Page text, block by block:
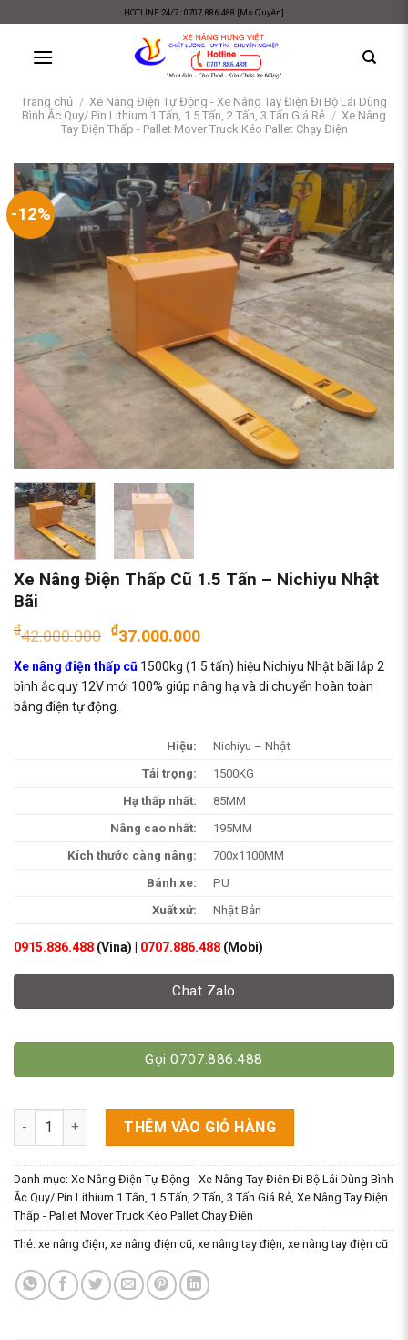
content
HOTLINE 24/7 : 0707.886.488 [Ms Quyên]
Trang chủ / Xe Nâng Điện Tự Động - Xe Nâng Tay Điện Đi Bộ Lái Dùng
Bình Ắc Quy/ Pin Lithium 1 Tấn, 1.5 Tấn, 2 Tấn, 3 Tấn Giá Rẻ / Xe Nâng
Tay Điện Thấp - Pallet Mover Truck Kéo Pallet Chạy Điện
-12%
Xe Nâng Điện Thấp Cũ 1.5 Tấn – Nichiyu Nhật
Bãi
₫42.000.000 Giá
gốc
là:
₫42.000.000.
₫37.000.000Giá
hiện
tại
là:
Xe nâng điện thấp cũ 1500kg (1.5 tấn) hiệu Nichiyu Nhật bãi lắp 2
bình ắc quy 12V mới 100% giúp nâng hạ và di chuyển hoàn toàn
bằng điện tự động.
Hiệu:
Nichiyu – Nhật
Tải trọng:
1500KG
Hạ thấp nhất:
85MM
Nâng cao nhất:
195MM
Kích thước càng nâng:
700x1100MM
Bánh xe:
PU
Xuất xứ:
Nhật Bản
0915.886.488 (Vina) | 0707.886.488 (Mobi)
Chat Zalo
Gọi 0707.886.488
Xe Nâng Điện Thấp Cũ 1.5 Tấn - Nichiyu Nhật Bãi số lượng
THÊM VÀO GIỎ HÀNG
Danh mục: Xe Nâng Điện Tự Động - Xe Nâng Tay Điện Đi Bộ Lái Dùng Bình
Ắc Quy/ Pin Lithium 1 Tấn, 1.5 Tấn, 2 Tấn, 3 Tấn Giá Rẻ Xe Nâng Tay Điện
Thấp - Pallet Mover Truck Kéo Pallet Chạy Điện
Thẻ: xe nâng điện xe nâng điện cũ xe nâng tay điện xe nâng tay điện cũ